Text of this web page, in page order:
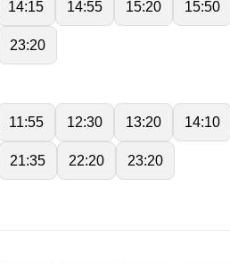
14:15 14:55 15:20 15:50
23:20
11:55 12:30 13:20 14:10
21:35 22:20 23:20